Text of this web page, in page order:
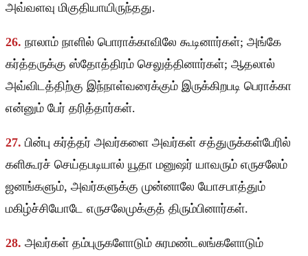
அவ்வளவு மிகுதியாயிருந்தது.
26. நாலாம் நாளில் பொராக்காவிலே கூடினார்கள்; அங்கே
கர்த்தருக்கு ஸ்தோத்திரம் செலுத்தினார்கள்; ஆதலால்
அவ்விடத்திற்கு இந்நாள்வரைக்கும் இருக்கிறபடி பெராக்கா
என்னும் பேர் தரித்தார்கள்.
27. பின்பு கர்த்தர் அவர்களை அவர்கள் சத்துருக்கள்பேரில்
களிகூரச் செய்தபடியால் யூதா மனுஷர் யாவரும் எருசலேம்
ஜனங்களும், அவர்களுக்கு முன்னாலே யோசபாத்தும்
மகிழ்ச்சியோடே எருசலேமுக்குத் திரும்பினார்கள்.
28. அவர்கள் தம்புருகளோடும் சுரமண்டலங்களோடும்